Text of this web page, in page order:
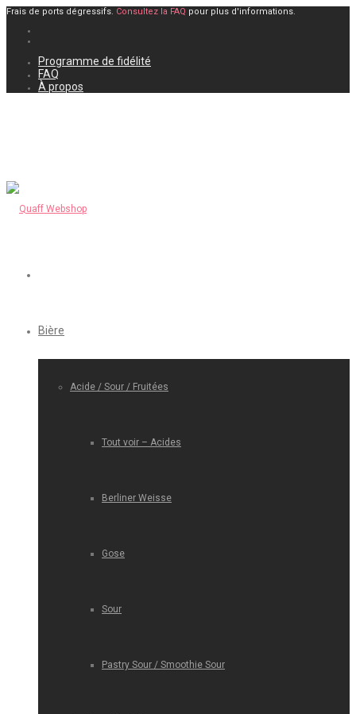
Frais de ports dégressifs. Consultez la FAQ pour plus d'informations.
Programme de fidélité
FAQ
À propos
Bière
Acide / Sour / Fruitées
Tout voir – Acides
Berliner Weisse
Gose
Sour
Pastry Sour / Smoothie Sour